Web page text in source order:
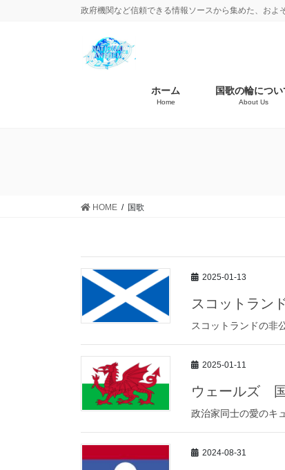
政府機関など信頼できる情報ソースから集めた、およ
ホーム
Home
国歌の輪につい
About Us
HOME 国歌
2025-01-13
スコットラン
スコットランドの非
2025-01-11
ウェールズ 国
政治家同士の愛のキ
2024-08-31